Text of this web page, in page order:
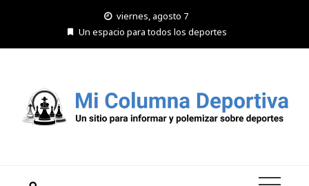
viernes, agosto 7
Un espacio para todos los deportes